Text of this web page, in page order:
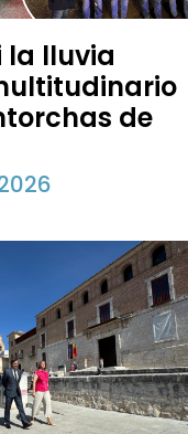
la lluvia
de